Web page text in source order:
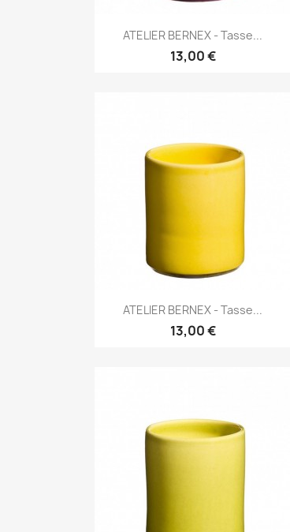
Aperçu rapide
ATELIER BERNEX - Tasse...
13,00 €
Aperçu rapide
ATELIER BERNEX - Tasse...
13,00 €